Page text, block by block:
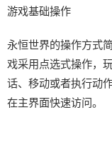
游戏基础操作
永恒世界的操作方式
戏采用点选式操作，
话、移动或者执行动
在主界面快速访问。